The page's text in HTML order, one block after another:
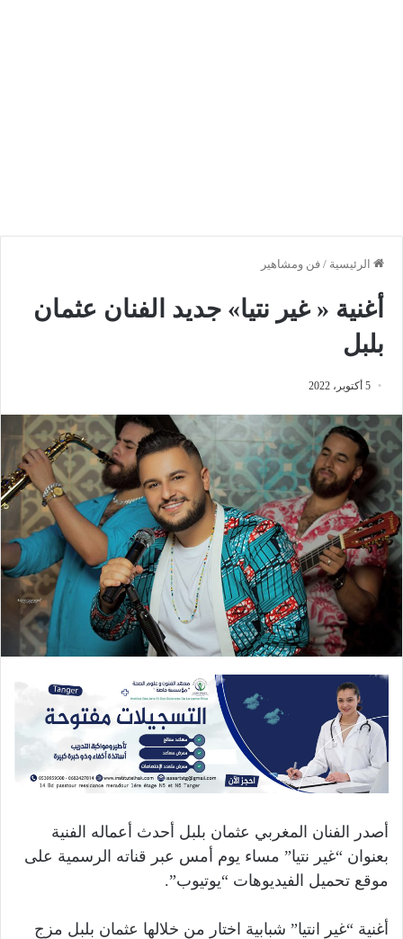
الرئيسية / فن ومشاهير
أغنية « غير نتيا» جديد الفنان عثمان
بلبل
5 أكتوبر، 2022
أصدر الفنان المغربي عثمان بلبل أحدث أعماله الفنية
بعنوان “غير نتيا” مساء يوم أمس عبر قناته الرسمية على
موقع تحميل الفيديوهات “يوتيوب”.
أغنية “غير انتيا” شبابية اختار من خلالها عثمان بلبل مزج